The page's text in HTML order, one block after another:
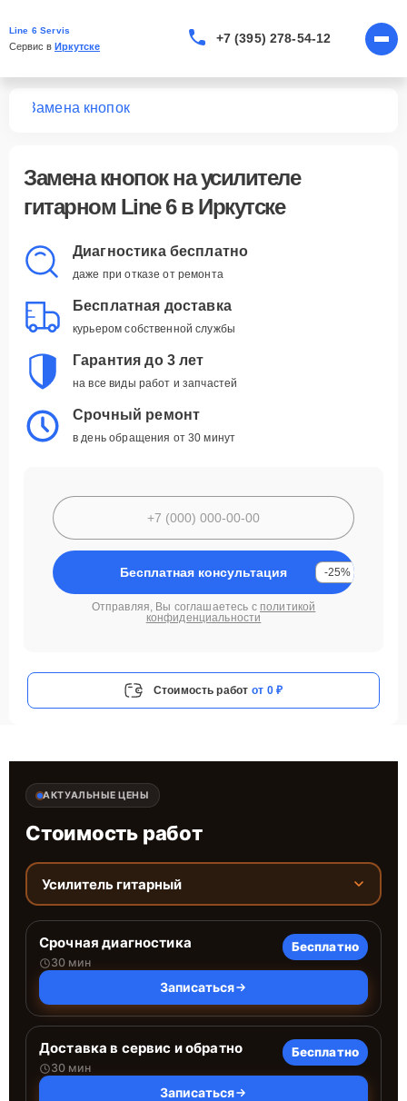
Line 6 Servis
Сервис в Иркутске
+7 (395) 278-54-12
Замена кнопок
Замена кнопокна усилителе
гитарном Line 6 в Иркутске
Диагностика бесплатно
даже при отказе от ремонта
Бесплатная доставка
курьером собственной службы
Гарантия до 3 лет
на все виды работ и запчастей
Срочный ремонт
в день обращения от 30 минут
Бесплатная консультация -25%
Отправляя, Вы соглашаетесь с политикой
конфиденциальности
Стоимость работ от 0 ₽
АКТУАЛЬНЫЕ ЦЕНЫ
Стоимость работ
Усилитель гитарный
Срочная диагностика
30 мин
Бесплатно
Записаться
Доставка в сервис и обратно
30 мин
Бесплатно
Записаться